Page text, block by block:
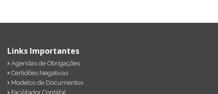
Links Importantes
Agendas de Obrigações
Certidões Negativas
Modelos de Documentos
Facilitador Contábil